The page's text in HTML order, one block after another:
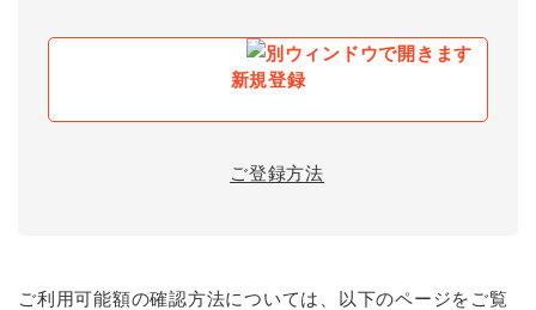
新規登録
ご登録方法
ご利用可能額の確認方法については、以下のページをご覧